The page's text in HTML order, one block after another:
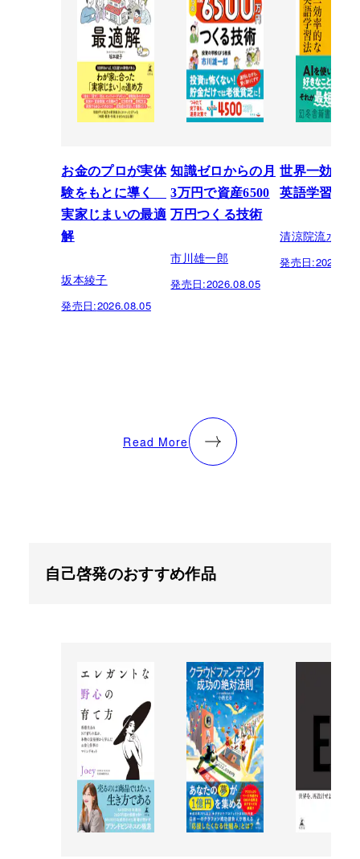
お金のプロが実体
験をもとに導く
実家じまいの最適
解
坂本綾子
発売日:2026.08.05
知識ゼロからの月
3万円で資産6500
万円つくる技術
市川雄一郎
発売日:2026.08.05
世界一効率
英語学習法
清涼院流水
発売日:
Read More
自己啓発のおすすめ作品